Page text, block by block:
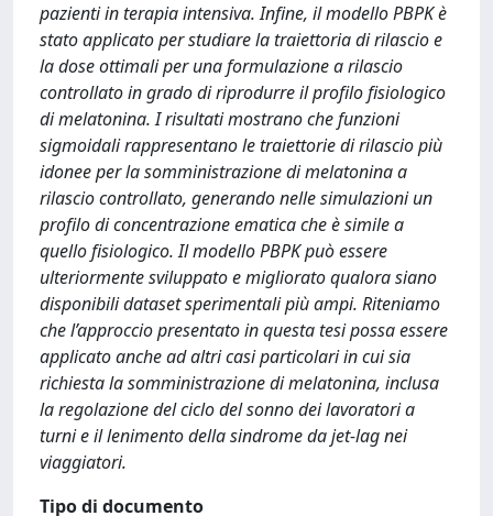
pazienti in terapia intensiva. Infine, il modello PBPK è
stato applicato per studiare la traiettoria di rilascio e
la dose ottimali per una formulazione a rilascio
controllato in grado di riprodurre il profilo fisiologico
di melatonina. I risultati mostrano che funzioni
sigmoidali rappresentano le traiettorie di rilascio più
idonee per la somministrazione di melatonina a
rilascio controllato, generando nelle simulazioni un
profilo di concentrazione ematica che è simile a
quello fisiologico. Il modello PBPK può essere
ulteriormente sviluppato e migliorato qualora siano
disponibili dataset sperimentali più ampi. Riteniamo
che l’approccio presentato in questa tesi possa essere
applicato anche ad altri casi particolari in cui sia
richiesta la somministrazione di melatonina, inclusa
la regolazione del ciclo del sonno dei lavoratori a
turni e il lenimento della sindrome da jet-lag nei
viaggiatori.
Tipo di documento